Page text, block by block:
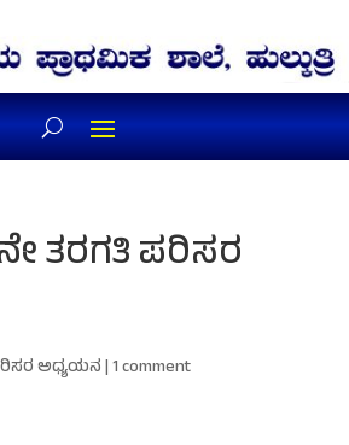
ತರಗತಿ ಪರಿಸರ
ಅಧ್ಯಯನ|1 comment